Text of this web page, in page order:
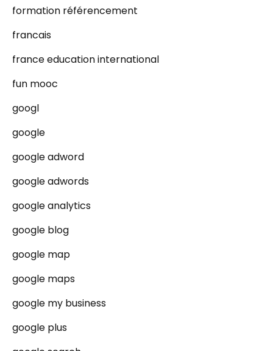
formation référencement
francais
france education international
fun mooc
googl
google
google adword
google adwords
google analytics
google blog
google map
google maps
google my business
google plus